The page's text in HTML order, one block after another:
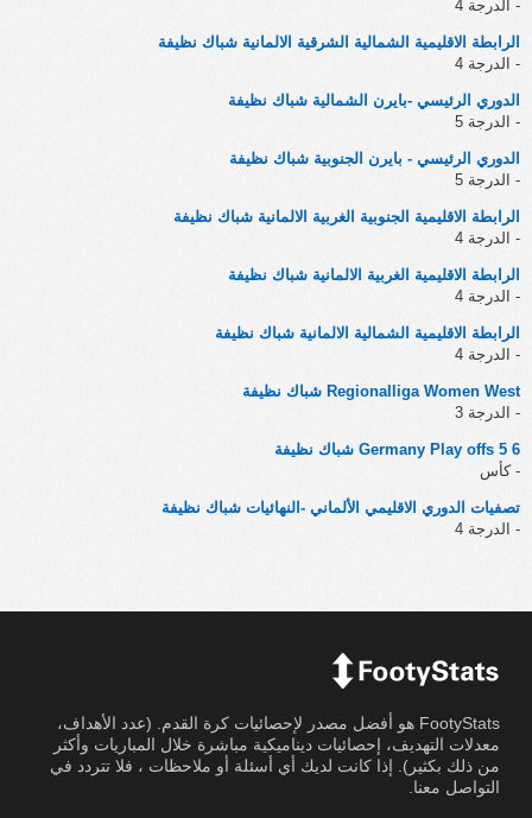
- الدرجة 4
الرابطة الاقليمية الشمالية الشرقية الالمانية شباك نظيفة
- الدرجة 4
الدوري الرئيسي -بايرن الشمالية شباك نظيفة
- الدرجة 5
الدوري الرئيسي - بايرن الجنوبية شباك نظيفة
- الدرجة 5
الرابطة الاقليمية الجنوبية الغربية الالمانية شباك نظيفة
- الدرجة 4
الرابطة الاقليمية الغربية الالمانية شباك نظيفة
- الدرجة 4
الرابطة الاقليمية الشمالية الالمانية شباك نظيفة
- الدرجة 4
Regionalliga Women West شباك نظيفة
- الدرجة 3
Germany Play offs 5 6 شباك نظيفة
- كأس
تصفيات الدوري الاقليمي الألماني -النهائيات شباك نظيفة
- الدرجة 4
FootyStats هو أفضل مصدر لإحصائيات كرة القدم. (عدد الأهداف،
معدلات التهديف، إحصائيات ديناميكية مباشرة خلال المباريات وأكثر
من ذلك بكثير). إذا كانت لديك أي أسئلة أو ملاحظات ، فلا تتردد في
التواصل معنا.